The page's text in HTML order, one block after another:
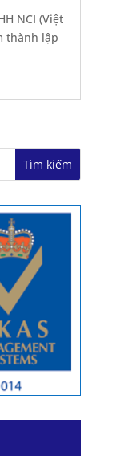
NCI (Việt
thành lập